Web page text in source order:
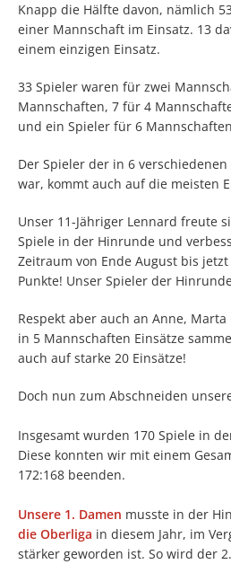
Knapp die Hälfte davon, nämlich
einer Mannschaft im Einsatz. 13
einem einzigen Einsatz.
33 Spieler waren für zwei
Mannschaften, 7 für 4
und ein Spieler für 6
Der Spieler der in 6
war, kommt auch auf die meisten
Unser 11-Jähriger Lennard freute
Spiele in der Hinrunde und
Zeitraum von Ende August bis jetzt
Punkte! Unser Spieler der
Respekt aber auch an Anne,
in 5 Mannschaften Einsätze
auch auf starke 20 Einsätze!
Doch nun zum Abschneiden
Insgesamt wurden 170 Spiele in
Diese konnten wir mit einem
172:168 beenden.
Unsere 1. Damen musste in der
die Oberliga in diesem Jahr, im
stärker geworden ist. So wird der